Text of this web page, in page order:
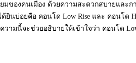
ของคนเมือง ด้วยความสะดวกสบายและ
ยินบ่อยคือ คอนโด Low Rise และ คอนโด
ามนี้จะช่วยอธิบายให้เข้าใจว่า คอนโด